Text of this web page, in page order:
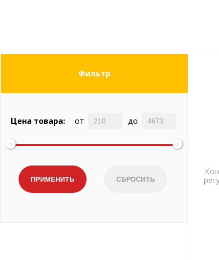
Фильтр
Цена товара: от до